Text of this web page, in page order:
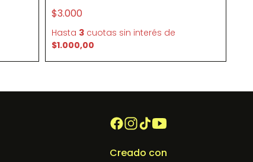
$3.000
Hasta 3 cuotas sin interés de
$1.000,00
Creado con